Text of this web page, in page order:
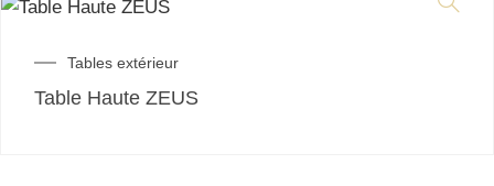
Tables extérieur
Table Haute ZEUS